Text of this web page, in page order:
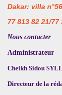
Dakar: villa
77 813 82 21/77
Nous contacter
Administrateur
Cheikh Sidou
Directeur de la